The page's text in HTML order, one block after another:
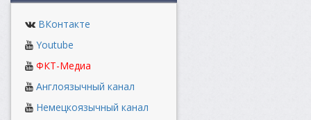
ВКонтакте
Youtube
ФКТ-Медиа
Англоязычный канал
Немецкоязычный канал